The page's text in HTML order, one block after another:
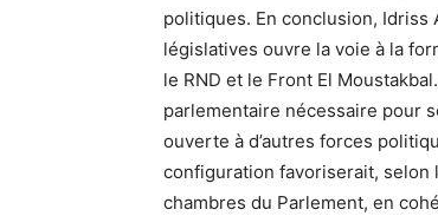
politiques. En conclusion,
législatives ouvre la voie à la
le RND et le Front El
parlementaire nécessaire pour
ouverte à d’autres forces
configuration favoriserait, selon
chambres du Parlement, en